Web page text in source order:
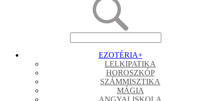
EZOTÉRIA+
LELKIPATIKA
HOROSZKÓP
SZÁMMISZTIKA
MÁGIA
ANGYALISKOLA